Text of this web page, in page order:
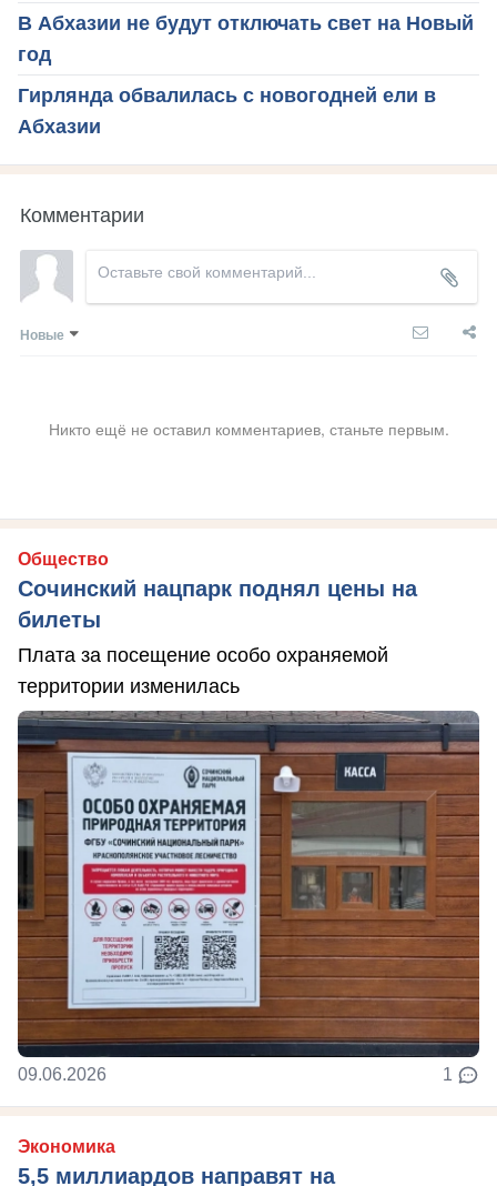
В Абхазии не будут отключать свет на Новый
год
Гирлянда обвалилась с новогодней ели в
Абхазии
Комментарии
Новые
Никто ещё не оставил комментариев, станьте первым.
Общество
Сочинский нацпарк поднял цены на
билеты
Плата за посещение особо охраняемой
территории изменилась
09.06.2026 1
Экономика
5,5 миллиардов направят на